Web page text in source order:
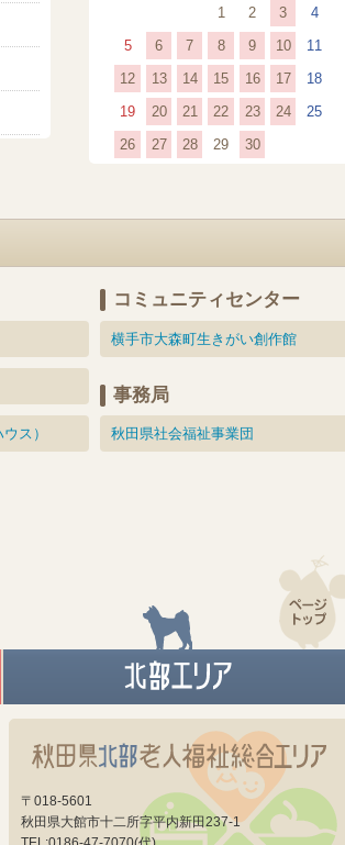
1 2026
年
4
月
1
日
22026
年
4
月
2
日
32026
年
4
月
3
(1
event)
42026
年
月
4
52026
年
4
月
5
62026
年
4
月
6
(1
event)
72026
年
4
月
7
(1
event)
82026
年
4
月
8
(1
event)
92026
年
4
月
9
(1
event)
102026
年
4
月
(1
event)
11
年
月
122026
年
4
月
(1
event)
132026
年
4
(1
event)
142026
年
4
月
(1
event)
152026
年
4
(1
event)
162026
年
4
月
(1
event)
172026
年
4
(1
event)
182026
年
192026
年
4
202026
年
4
(1
event)
21 2026
年
4
event)
222026
年
(1
event)
232026
年
4
(1
event)
242026
(1
252026
262026
月
日
(1
272026
月
日
(1
282026
月
日
(1
292026
月
日
302026
月
日
(1
ス）
コミュニティセンター
横手市大森町生きがい創作館
事務局
秋田県社会福祉事業団
〒018-5601
秋田県大館市十二所字平内新田237-1